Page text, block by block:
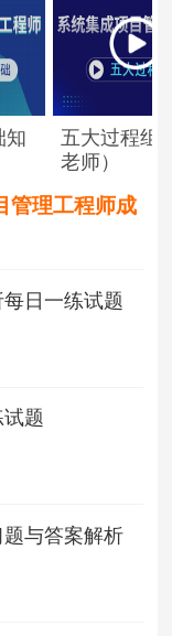
知
五大过程组
老师）
管理工程师成
日一练试题
题
与答案解析